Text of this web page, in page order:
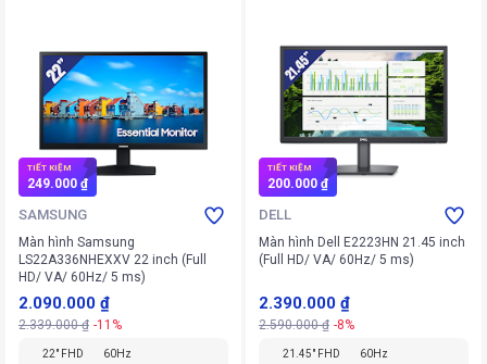
TIẾT KIỆM
249.000 ₫
SAMSUNG
Màn hình Samsung
LS22A336NHEXXV 22 inch (Full
HD/ VA/ 60Hz/ 5 ms)
2.090.000 ₫
2.339.000 ₫ -11%
22" FHD
60Hz
TIẾT KIỆM
200.000 ₫
DELL
Màn hình Dell E2223HN 21.45 inch
(Full HD/ VA/ 60Hz/ 5 ms)
2.390.000 ₫
2.590.000 ₫ -8%
21.45" FHD
60Hz